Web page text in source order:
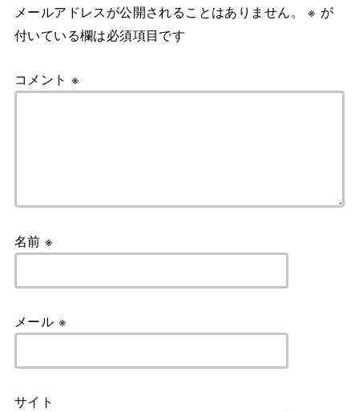
メールアドレスが公開されることはありません。 ※ が
付いている欄は必須項目です
コメント ※
名前※
メール ※
サイト